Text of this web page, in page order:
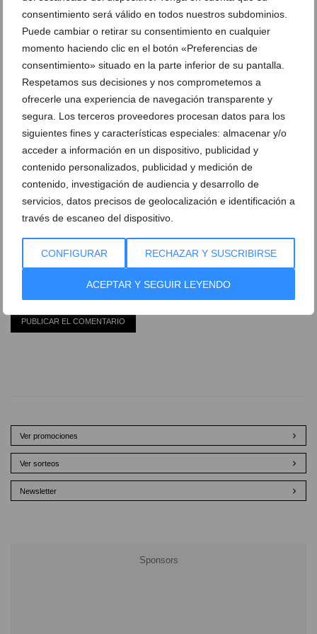
consentimiento será válido en todos nuestros subdominios.
Puede cambiar o retirar su consentimiento en cualquier
momento haciendo clic en el botón «Preferencias de
consentimiento» situado en la parte inferior de su pantalla.
Respetamos sus decisiones y nos comprometemos a
ofrecerle una experiencia de navegación transparente y
segura. Los terceros proveedores procesan datos para los
siguientes fines y características especiales: almacenar y/o
acceder a información en un dispositivo, publicidad y
contenido personalizados, publicidad y medición de
contenido, investigación de audiencia y desarrollo de
servicios, datos precisos de geolocalización e identificación a
través de escaneo del dispositivo.
CONFIGURAR RECHAZAR Y SUSCRIBIRSE
ACEPTAR Y SEGUIR LEYENDO
DEJA UN COMENTARIO
Ver promociones
Ver sorteos
Newsletter